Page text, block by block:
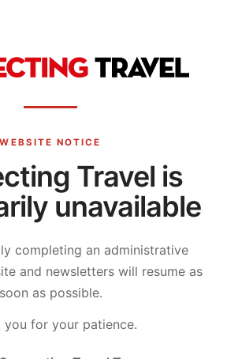
WEBSITE NOTICE
Travel is
unavailable
completing an administrative
and newsletters will resume as
soon as possible.
you for your patience.